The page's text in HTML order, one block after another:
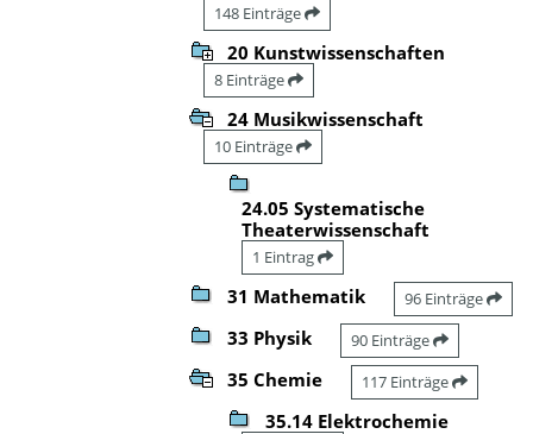
148 Einträge
20 Kunstwissenschaften
8 Einträge
24 Musikwissenschaft
10 Einträge
24.05 Systematische
Theaterwissenschaft
1 Eintrag
31 Mathematik 96 Einträge
33 Physik 90 Einträge
35 Chemie 117 Einträge
35.14 Elektrochemie